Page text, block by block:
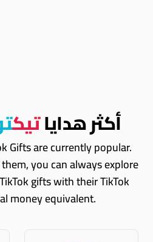
أكثر هداياتيك
you can always explore
gifts with their TikTok
money equivalent.